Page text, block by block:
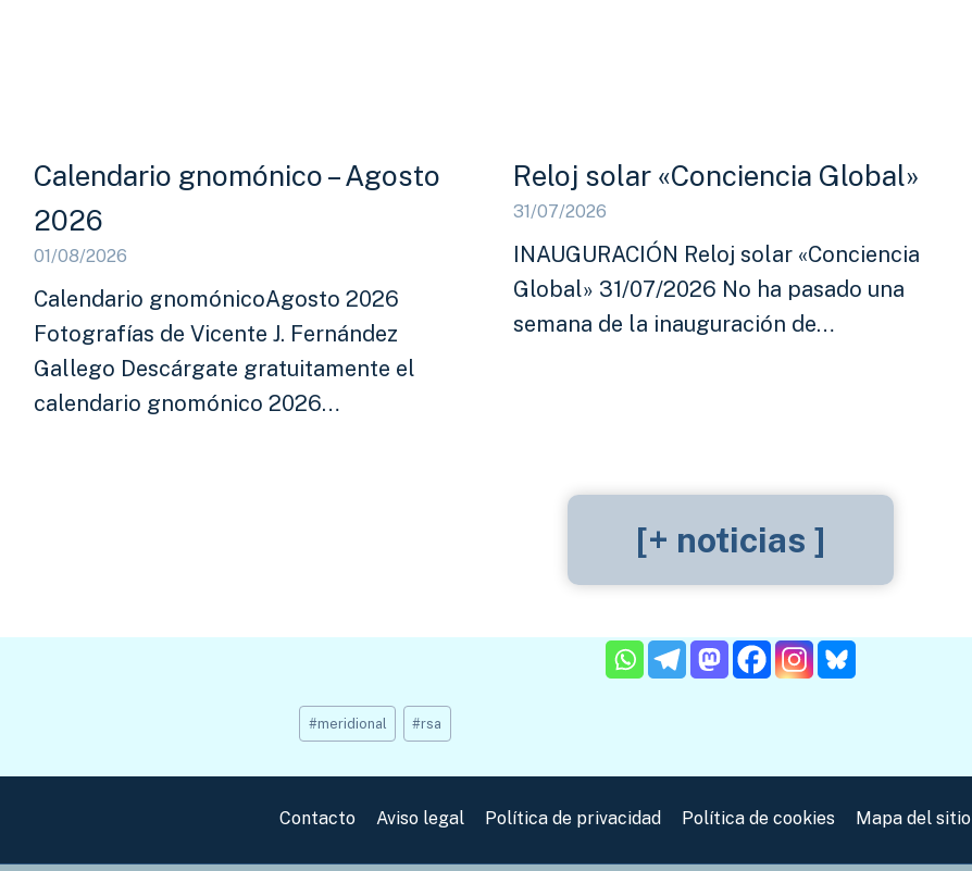
Calendario gnomónico – Agosto
2026
01/08/2026
Calendario gnomónicoAgosto 2026
Fotografías de Vicente J. Fernández
Gallego Descárgate gratuitamente el
calendario gnomónico 2026…
Reloj solar «Conciencia Global»
31/07/2026
INAUGURACIÓN Reloj solar «Conciencia
Global» 31/07/2026 No ha pasado una
semana de la inauguración de…
[+ noticias ]
Etiquetas
de
#meridional #rsa
Contacto Aviso legal Política de privacidad Política de cookies Mapa del sitio